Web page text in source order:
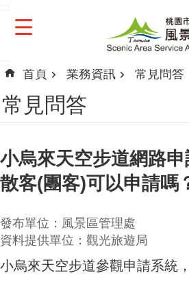
首頁 業務資訊 常見問答
常見問答
小烏來天空步道網路申
散客(團客)可以申請嗎
發布單位：風景區管理處
資料提供單位：觀光旅遊局
小烏來天空步道參觀申請系統